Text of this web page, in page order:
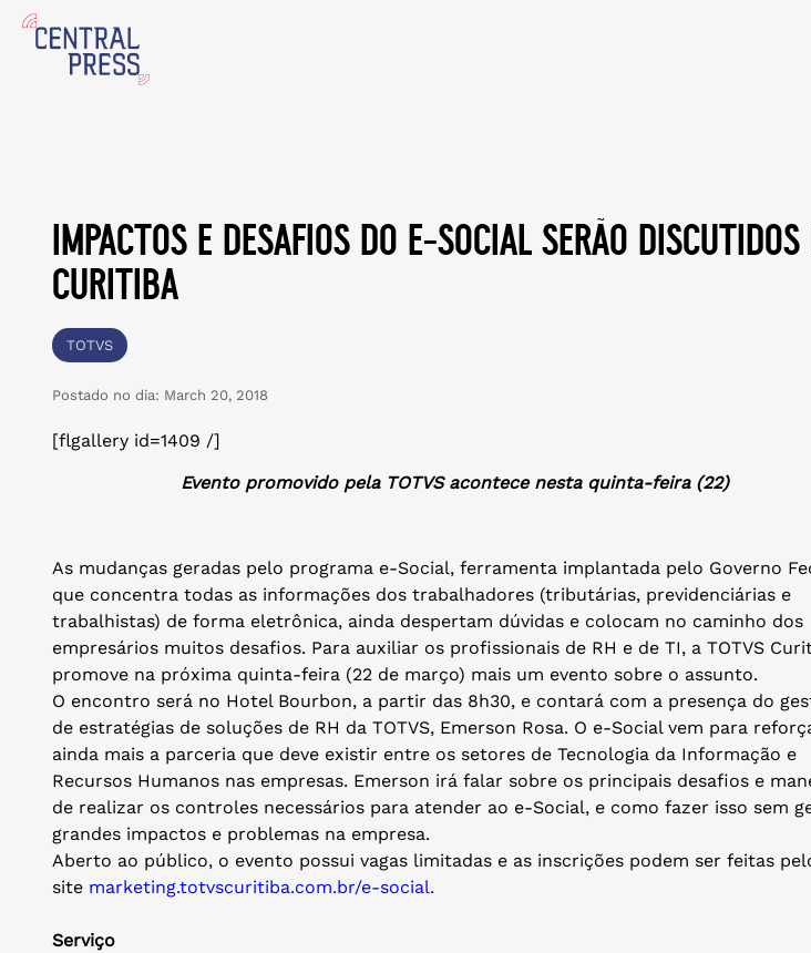
impactos e desafios do e-social serão discutidos
curitiba
TOTVS
Postado no dia: March 20, 2018
[flgallery id=1409 /]
Evento promovido pela TOTVS acontece nesta quinta-feira (22)
As mudanças geradas pelo programa e-Social, ferramenta implantada pelo Governo
que concentra todas as informações dos trabalhadores (tributárias, previdenciárias e
trabalhistas) de forma eletrônica, ainda despertam dúvidas e colocam no caminho dos
empresários muitos desafios. Para auxiliar os profissionais de RH e de TI, a TOTVS
promove na próxima quinta-feira (22 de março) mais um evento sobre o assunto.
O encontro será no Hotel Bourbon, a partir das 8h30, e contará com a presença do
de estratégias de soluções de RH da TOTVS, Emerson Rosa. O e-Social vem para
ainda mais a parceria que deve existir entre os setores de Tecnologia da Informação e
Recursos Humanos nas empresas. Emerson irá falar sobre os principais desafios e
de realizar os controles necessários para atender ao e-Social, e como fazer isso sem
grandes impactos e problemas na empresa.
Aberto ao público, o evento possui vagas limitadas e as inscrições podem ser feitas
site marketing.totvscuritiba.com.br/e-social.
Serviço